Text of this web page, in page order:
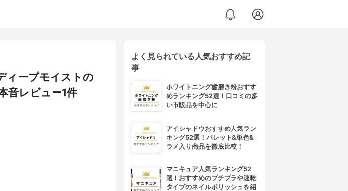
ィープモイストの
音レビュー1件
よく見られている人気おすすめ記
事
ホワイトニング歯磨き粉おすす
めランキング52選！口コミの多
い市販品を中心に
アイシャドウおすすめ人気ラン
キング52選！パレット&単色&
ラメ入り商品を徹底比較！
マニキュア人気ランキング52
選！おすすめのプチプラや速乾
タイプのネイルポリッシュを紹